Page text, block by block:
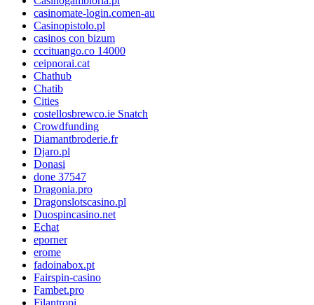
casinomate-login.comen-au
Casinopistolo.pl
casinos con bizum
cccituango.co 14000
ceipnorai.cat
Chathub
Chatib
Cities
costellosbrewco.ie Snatch
Crowdfunding
Diamantbroderie.fr
Djaro.pl
Donasi
done 37547
Dragonia.pro
Dragonslotscasino.pl
Duospincasino.net
Echat
eporner
erome
fadoinabox.pt
Fairspin-casino
Fambet.pro
Filantropi